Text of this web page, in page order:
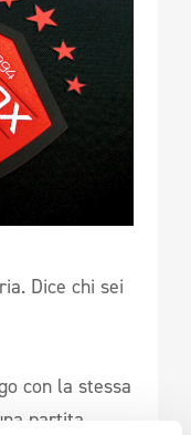
Dice chi sei
con la stessa
partita